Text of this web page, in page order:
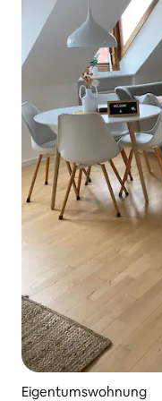
Eigentumswohnung